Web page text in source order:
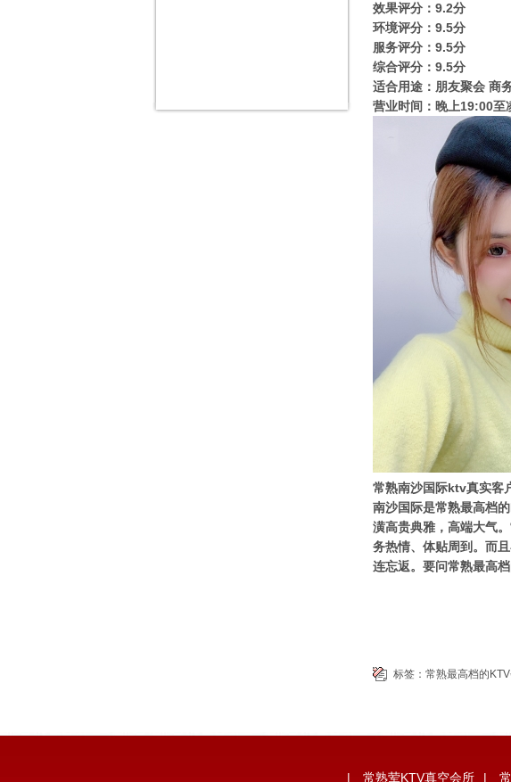
效果评分：9.2分
环境评分：9.5分
服务评分：9.5分
综合评分：9.5分
适合用途：朋友聚会 商
营业时间：晚上19:00至
常熟南沙国际ktv真实客
南沙国际是常熟最高档
潢高贵典雅，高端大气
务热情、体贴周到。而
连忘返。要问常熟最高
标签： 常熟最高档的
| 常熟荤KTV真空会所 |